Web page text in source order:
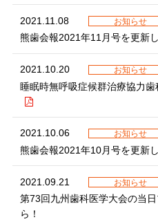
2021.11.08 お知らせ
熊歯会報2021年11月号を更新
2021.10.20 お知らせ
睡眠時無呼吸症候群治療協力
2021.10.06 お知らせ
熊歯会報2021年10月号を更新
2021.09.21 お知らせ
第73回九州歯科医学大会の当
ら！